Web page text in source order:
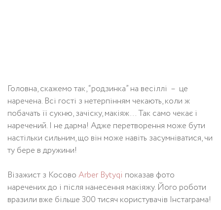
Головна, скажемо так, “родзинка” на весіллі – це
наречена. Всі гості з нетерпінням чекають, коли ж
побачать її сукню, зачіску, макіяж… Так само чекає і
наречений. І не дарма! Адже перетворення може бути
настільки сильним, що він може навіть засумніватися, чи
ту бере в дружини!
Візажист з Косово Arber Bytyqi показав фото
наречених до і після нанесення макіяжу. Його роботи
вразили вже більше 300 тисяч користувачів Інстаграма!